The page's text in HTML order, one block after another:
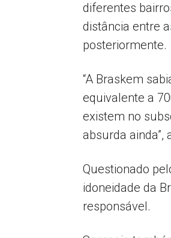
diferentes
distância entre
posteriormente.
“A Braskem
equivalente a
existem no
absurda ainda”,
Questionado
idoneidade da
responsável.